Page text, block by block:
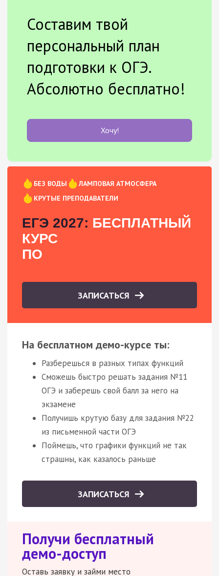
Составим твой
персональный план
подготовки к ОГЭ.
Абсолютно бесплатно!
Хочу!
БЕЗ ВОДЫ
ЛАМПОВАЯ АТМОСФЕРА
КРУТЫЕ ПРЕПОДАВАТЕЛИ
ЕГЭ 2027: БЕСПЛАТНЫЙ
КУРС
ПО
ЗАПИСАТЬСЯ
На бесплатном демо-курсе ты:
Разберешься в разных типах функций
Сможешь быстро решать задания №11
ОГЭ и заберешь свой балл за него на
экзамене
Получишь крутую базу для задания №22
из письменной части ОГЭ
Поймешь, что графики функций не так
страшны, как казалось раньше
ЗАПИСАТЬСЯ
Получи бесплатный
демо-доступ
Оставь заявку и займи место